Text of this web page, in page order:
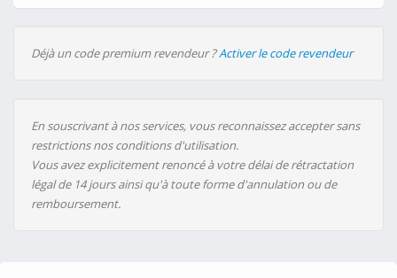
Déjà un code premium revendeur ?Activer le code revendeur
En souscrivant à nos services, vous reconnaissez accepter sans
restrictions nos conditions d'utilisation.
Vous avez explicitement renoncé à votre délai de rétractation
légal de 14 jours ainsi qu'à toute forme d'annulation ou de
remboursement.